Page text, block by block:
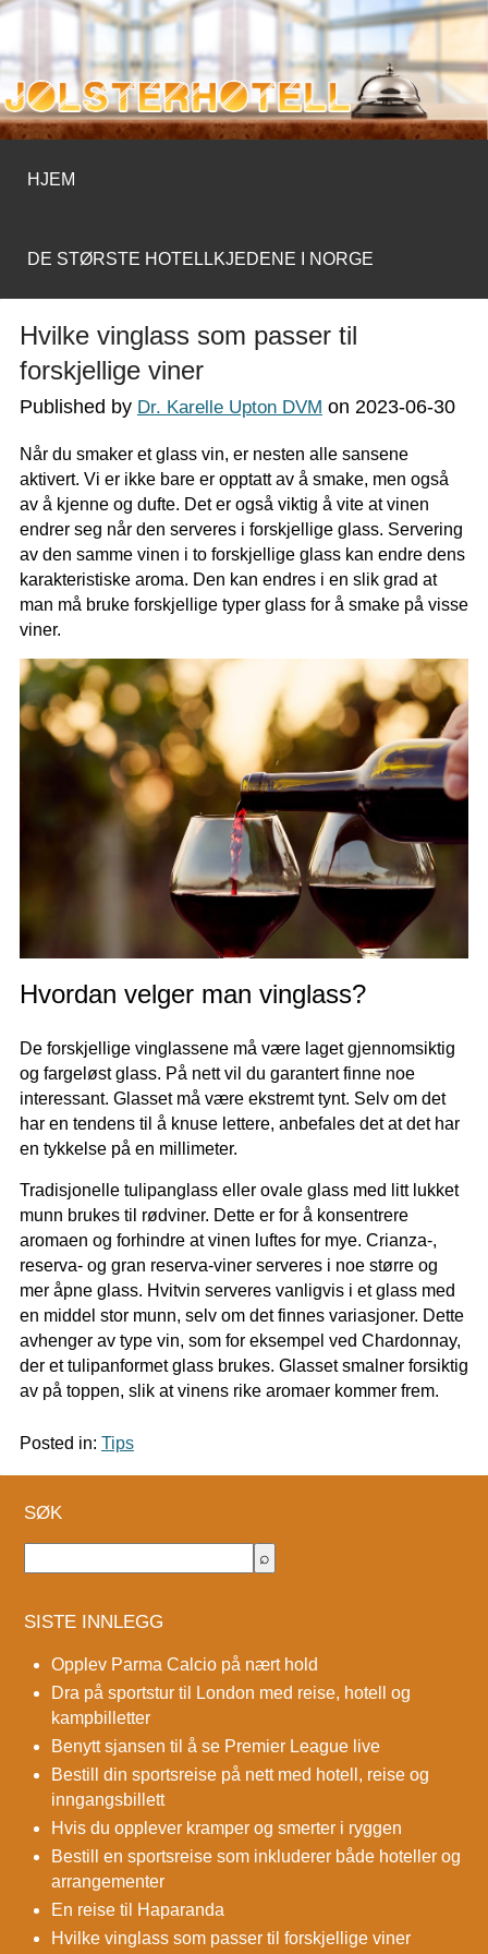
JOLSTERHOTELL.COM
HJEM
DE STØRSTE HOTELLKJEDENE I NORGE
Hvilke vinglass som passer til
forskjellige viner
Published by Dr. Karelle Upton DVM on 2023-06-30
Når du smaker et glass vin, er nesten alle sansene
aktivert. Vi er ikke bare er opptatt av å smake, men også
av å kjenne og dufte. Det er også viktig å vite at vinen
endrer seg når den serveres i forskjellige glass. Servering
av den samme vinen i to forskjellige glass kan endre dens
karakteristiske aroma. Den kan endres i en slik grad at
man må bruke forskjellige typer glass for å smake på visse
viner.
Hvordan velger man vinglass?
De forskjellige vinglassene må være laget gjennomsiktig
og fargeløst glass. På nett vil du garantert finne noe
interessant. Glasset må være ekstremt tynt. Selv om det
har en tendens til å knuse lettere, anbefales det at det har
en tykkelse på en millimeter.
Tradisjonelle tulipanglass eller ovale glass med litt lukket
munn brukes til rødviner. Dette er for å konsentrere
aromaen og forhindre at vinen luftes for mye. Crianza-,
reserva- og gran reserva-viner serveres i noe større og
mer åpne glass. Hvitvin serveres vanligvis i et glass med
en middel stor munn, selv om det finnes variasjoner. Dette
avhenger av type vin, som for eksempel ved Chardonnay,
der et tulipanformet glass brukes. Glasset smalner forsiktig
av på toppen, slik at vinens rike aromaer kommer frem.
Posted in: Tips
SØK
SISTE INNLEGG
Opplev Parma Calcio på nært hold
Dra på sportstur til London med reise, hotell og
kampbilletter
Benytt sjansen til å se Premier League live
Bestill din sportsreise på nett med hotell, reise og
inngangsbillett
Hvis du opplever kramper og smerter i ryggen
Bestill en sportsreise som inkluderer både hoteller og
arrangementer
En reise til Haparanda
Hvilke vinglass som passer til forskjellige viner